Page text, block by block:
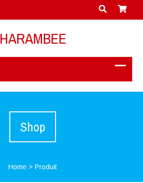
HARAMBEE
Shop
Home >Produit